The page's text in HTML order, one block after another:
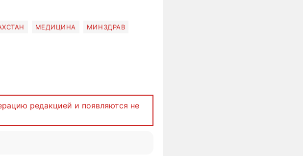
МЕДИЦИНА
МИНЗДРАВ
редакцией и появляются не